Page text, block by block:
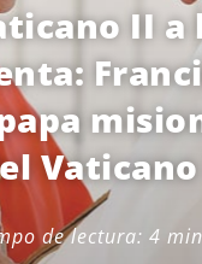
II a
de lectura: 4